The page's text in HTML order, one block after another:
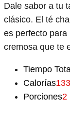
Dale sabor a tu
clásico. El té
es perfecto
cremosa que te
Tiempo
Calorías
Porciones2